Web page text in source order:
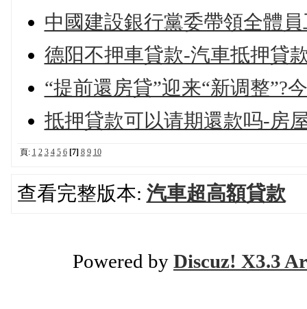
中國建設銀行黨委帶領全體
德阳不押車貸款-汽車抵押貸
“提前還房貸”迎来“新调整”?
抵押貸款可以请期還款吗-房
頁: 1 2 3 4 5 6 [7] 8 9 10
查看完整版本: 汽車超高額貸款
Powered by Discuz! X3.3